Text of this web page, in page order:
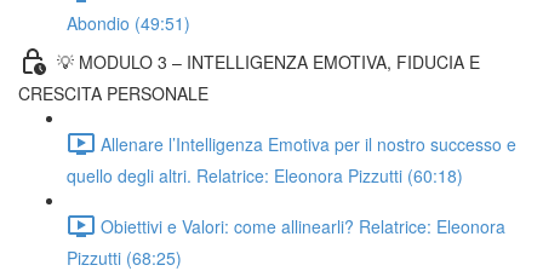
Abondio (49:51)
💡 MODULO 3 – INTELLIGENZA EMOTIVA, FIDUCIA E
CRESCITA PERSONALE
Allenare l’Intelligenza Emotiva per il nostro successo e
quello degli altri. Relatrice: Eleonora Pizzutti (60:18)
Obiettivi e Valori: come allinearli? Relatrice: Eleonora
Pizzutti (68:25)